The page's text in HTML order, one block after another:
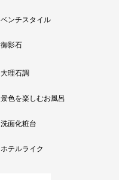
ベンチスタイル
御影石
大理石調
景色を楽しむお風呂
洗面化粧台
ホテルライク